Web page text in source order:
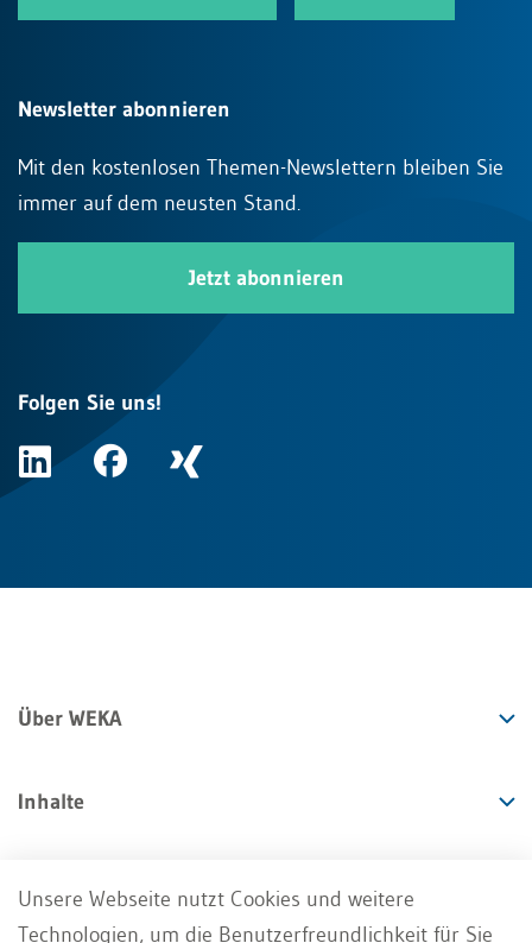
Newsletter abonnieren
Mit den kostenlosen Themen-Newslettern bleiben Sie
immer auf dem neusten Stand.
Jetzt abonnieren
Folgen Sie uns!
Über WEKA
Inhalte
Angebote
Unsere Webseite nutzt Cookies und weitere
Technologien, um die Benutzerfreundlichkeit für Sie